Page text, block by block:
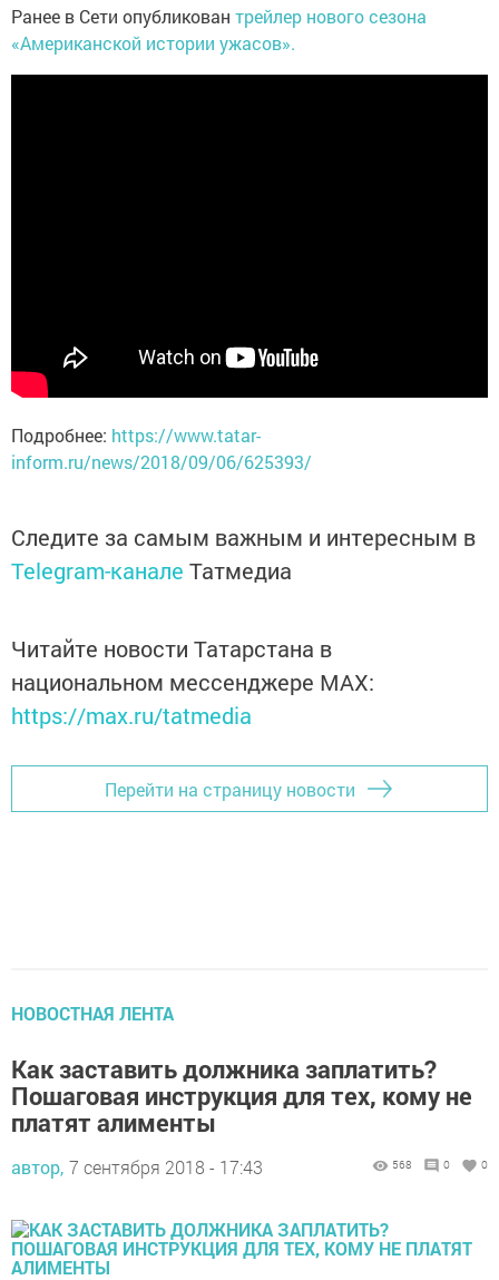
Ранее в Сети опубликован трейлер нового сезона
«Американской истории ужасов».
Подробнее: https://www.tatar-
inform.ru/news/2018/09/06/625393/
Следите за самым важным и интересным в
Telegram-канале Татмедиа
Читайте новости Татарстана в
национальном мессенджере MАХ:
https://max.ru/tatmedia
Перейти на страницу новости
НОВОСТНАЯ ЛЕНТА
Как заставить должника заплатить?
Пошаговая инструкция для тех, кому не
платят алименты
автор, 7 сентября 2018 - 17:43 568 0 0